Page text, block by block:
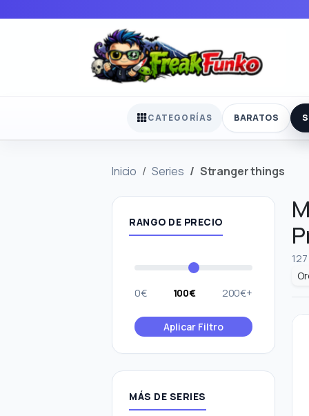
CATEGORÍAS BARATOS
Inicio Series Stranger things
RANGO DE PRECIO
0€ 100€ 200€+
Aplicar Filtro
MÁS DE SERIES